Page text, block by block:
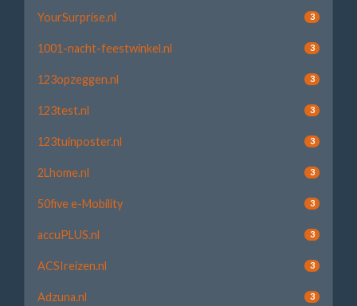
YourSurprise.nl 3
1001-nacht-feestwinkel.nl 3
123opzeggen.nl 3
123test.nl 3
123tuinposter.nl 3
2Lhome.nl 3
50five e-Mobility 3
accuPLUS.nl 3
ACSIreizen.nl 3
Adzuna.nl 3